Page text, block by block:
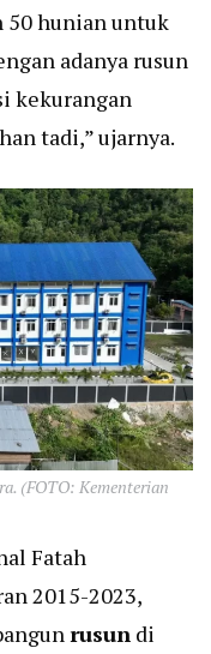
50 hunian untuk
adanya rusun
kekurangan
tadi,” ujarnya.
(FOTO: Kementerian
Fatah
2015-2023,
rusun di